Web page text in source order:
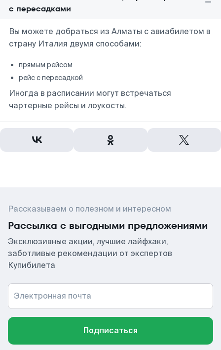
с пересадками
Вы можете добраться из Алматы с авиабилетом в
страну Италия двумя способами:
прямым рейсом
рейс с пересадкой
Иногда в расписании могут встречаться
чартерные рейсы и лоукосты.
Рассказываем о полезном и интересном
Рассылка с выгодными предложениями
Эксклюзивные акции, лучшие лайфхаки,
заботливые рекомендации от экспертов
Купибилета
Электронная почта
Подписаться